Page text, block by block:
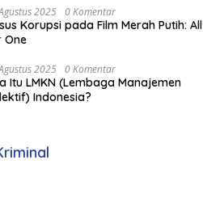
2025 0 Komentar
Korupsi pada Film Merah Putih: All
One
2025 0 Komentar
Itu LMKN (Lembaga Manajemen
Indonesia?